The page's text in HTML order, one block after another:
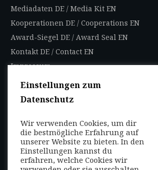
Mediadaten DE / Media Kit EN
Kooperationen DE / Cooperations EN
Award-Siegel DE / Award Seal EN
Kontakt DE / Contact EN
Impressum
Datenschutzbestimmungen
Nutzungsbedingungen
FOLGEN SIE UNS
Entdecken Sie weltweit
mit uns die Highlights in
Einstellungen zum
Datenschutz
Wir verwenden Cookies, um dir
die bestmögliche Erfahrung auf
unserer Website zu bieten. In den
Einstellungen kannst du
erfahren, welche Cookies wir